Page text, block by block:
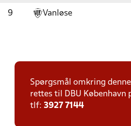
9 Vanløse
Spørgsmål omkring
rettes til DBU København
tlf: 3927 7144